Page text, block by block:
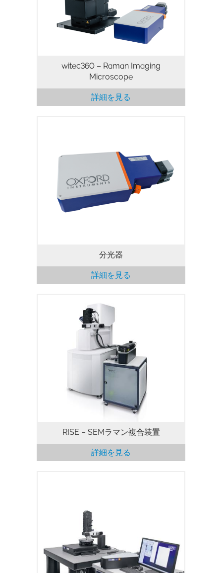
witec360 – Raman Imaging
Microscope
詳細を見る
分光器
詳細を見る
RISE – SEMラマン複合装置
詳細を見る